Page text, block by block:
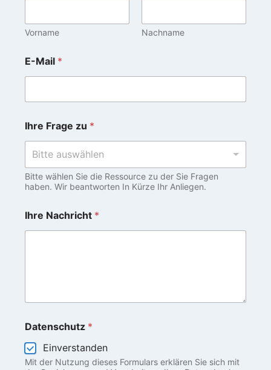
Vorname Nachname
E-Mail *
Ihre Frage zu *
Bitte auswählen
Bitte wählen Sie die Ressource zu der Sie Fragen
haben. Wir beantworten In Kürze Ihr Anliegen.
Ihre Nachricht *
Datenschutz *
Einverstanden
Mit der Nutzung dieses Formulars erklären Sie sich mit